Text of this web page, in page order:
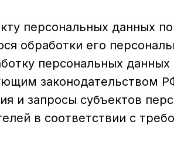
персональных данных
обработки его
персональных данных
законодательством
и запросы субъектов
в соответствии с